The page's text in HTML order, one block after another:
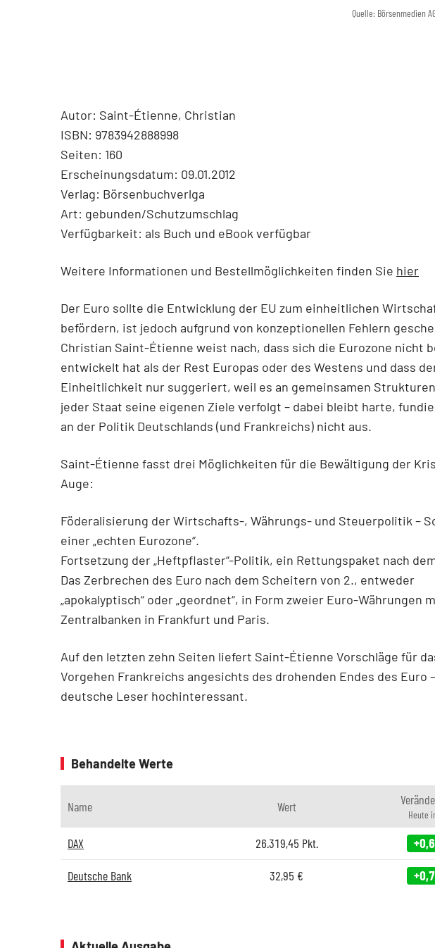
Quelle: Börsenmedien
Autor: Saint-Étienne, Christian
ISBN: 9783942888998
Seiten: 160
Erscheinungsdatum: 09.01.2012
Verlag: Börsenbuchverlga
Art: gebunden/Schutzumschlag
Verfügbarkeit: als Buch und eBook verfügbar
Weitere Informationen und Bestellmöglichkeiten finden Sie hier
Der Euro sollte die Entwicklung der EU zum einheitlichen
befördern, ist jedoch aufgrund von konzeptionellen Fehlern
Christian Saint-Étienne weist nach, dass sich die Eurozone nicht
entwickelt hat als der Rest Europas oder des Westens und dass
Einheitlichkeit nur suggeriert, weil es an gemeinsamen
jeder Staat seine eigenen Ziele verfolgt – dabei bleibt harte,
an der Politik Deutschlands (und Frankreichs) nicht aus.
Saint-Étienne fasst drei Möglichkeiten für die ­Bewältigung der
Auge:
Föderalisierung der Wirtschafts-, Währungs- und Steuerpolitik –
einer „echten Eurozone“.
Fortsetzung der „Heftpflaster“-Politik, ein Rettungspaket nach
Das Zerbrechen des Euro nach dem Scheitern von 2., entweder
„apokalyptisch“ oder „geordnet“, in Form zweier Euro-Währungen
Zen­tralbanken in Frankfurt und Paris.
Auf den letzten zehn Seiten liefert Saint-Étienne Vorschläge für
Vorgehen Frankreichs angesichts des drohenden Endes des Euro
deutsche Leser hochinteressant.
Behandelte Werte
Name Wert
Heute
DAX 26.319,45 Pkt.
Deutsche Bank 32,95 €